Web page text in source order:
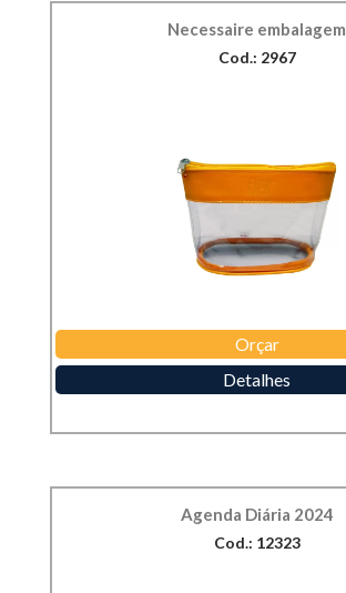
Necessaire embalagem
Cod.: 2967
Orçar
Detalhes
Agenda Diária 2024
Cod.: 12323